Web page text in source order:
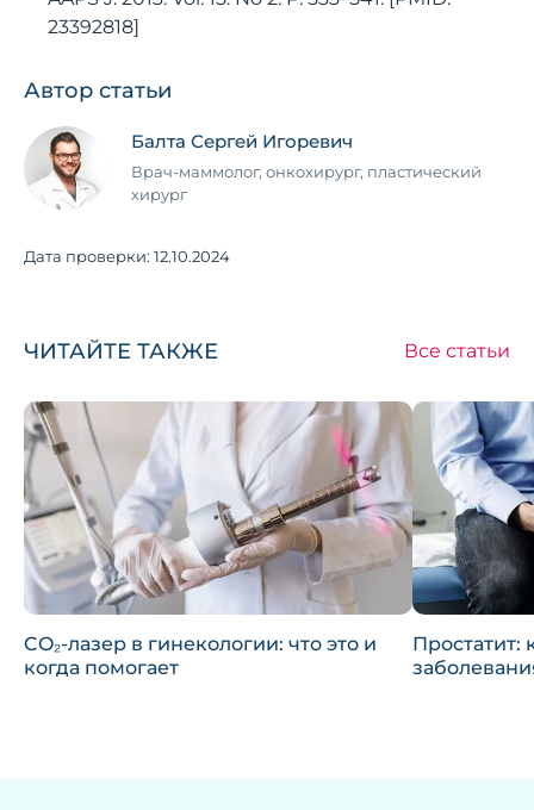
23392818]
Автор статьи
Балта Сергей Игоревич
Врач-маммолог, онкохирург, пластический
хирург
Дата проверки: 12.10.2024
ЧИТАЙТЕ ТАКЖЕ Все статьи
CO₂-лазер в гинекологии: что это и
когда помогает
Простатит: